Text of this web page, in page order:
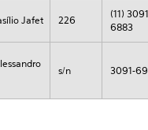
Jafet 226
(11)
6883
s/n 3091-